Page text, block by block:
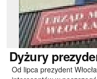
Dyżury
Od lipca prezydent